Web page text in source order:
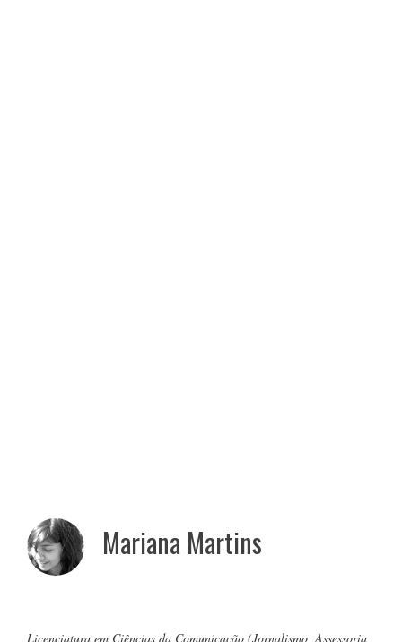
Mariana Martins
Licenciatura em Ciências da Comunicação (Jornalismo, Assessoria